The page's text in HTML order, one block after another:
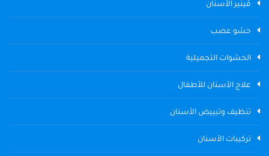
ڤينير الأسنان
حشو عصب
الحشوات التجميلية
علاج الأسنان للأطفال
تنظيف وتبييض الأسنان
تركيبات الأسنان